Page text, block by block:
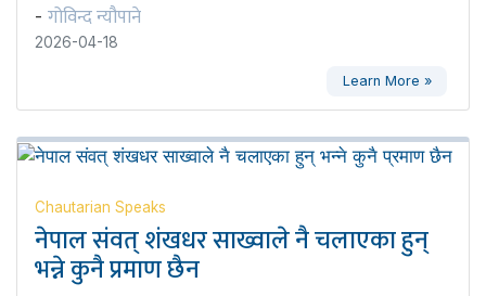
- गोविन्द न्यौपाने
2026-04-18
Learn More »
Chautarian Speaks
नेपाल संवत् शंखधर साख्वाले नै चलाएका हुन्
भन्ने कुनै प्रमाण छैन